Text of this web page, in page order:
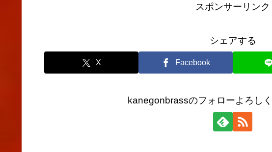
スポンサーリンク
シェアする
X Facebook
kanegonbrassのフォローよろし